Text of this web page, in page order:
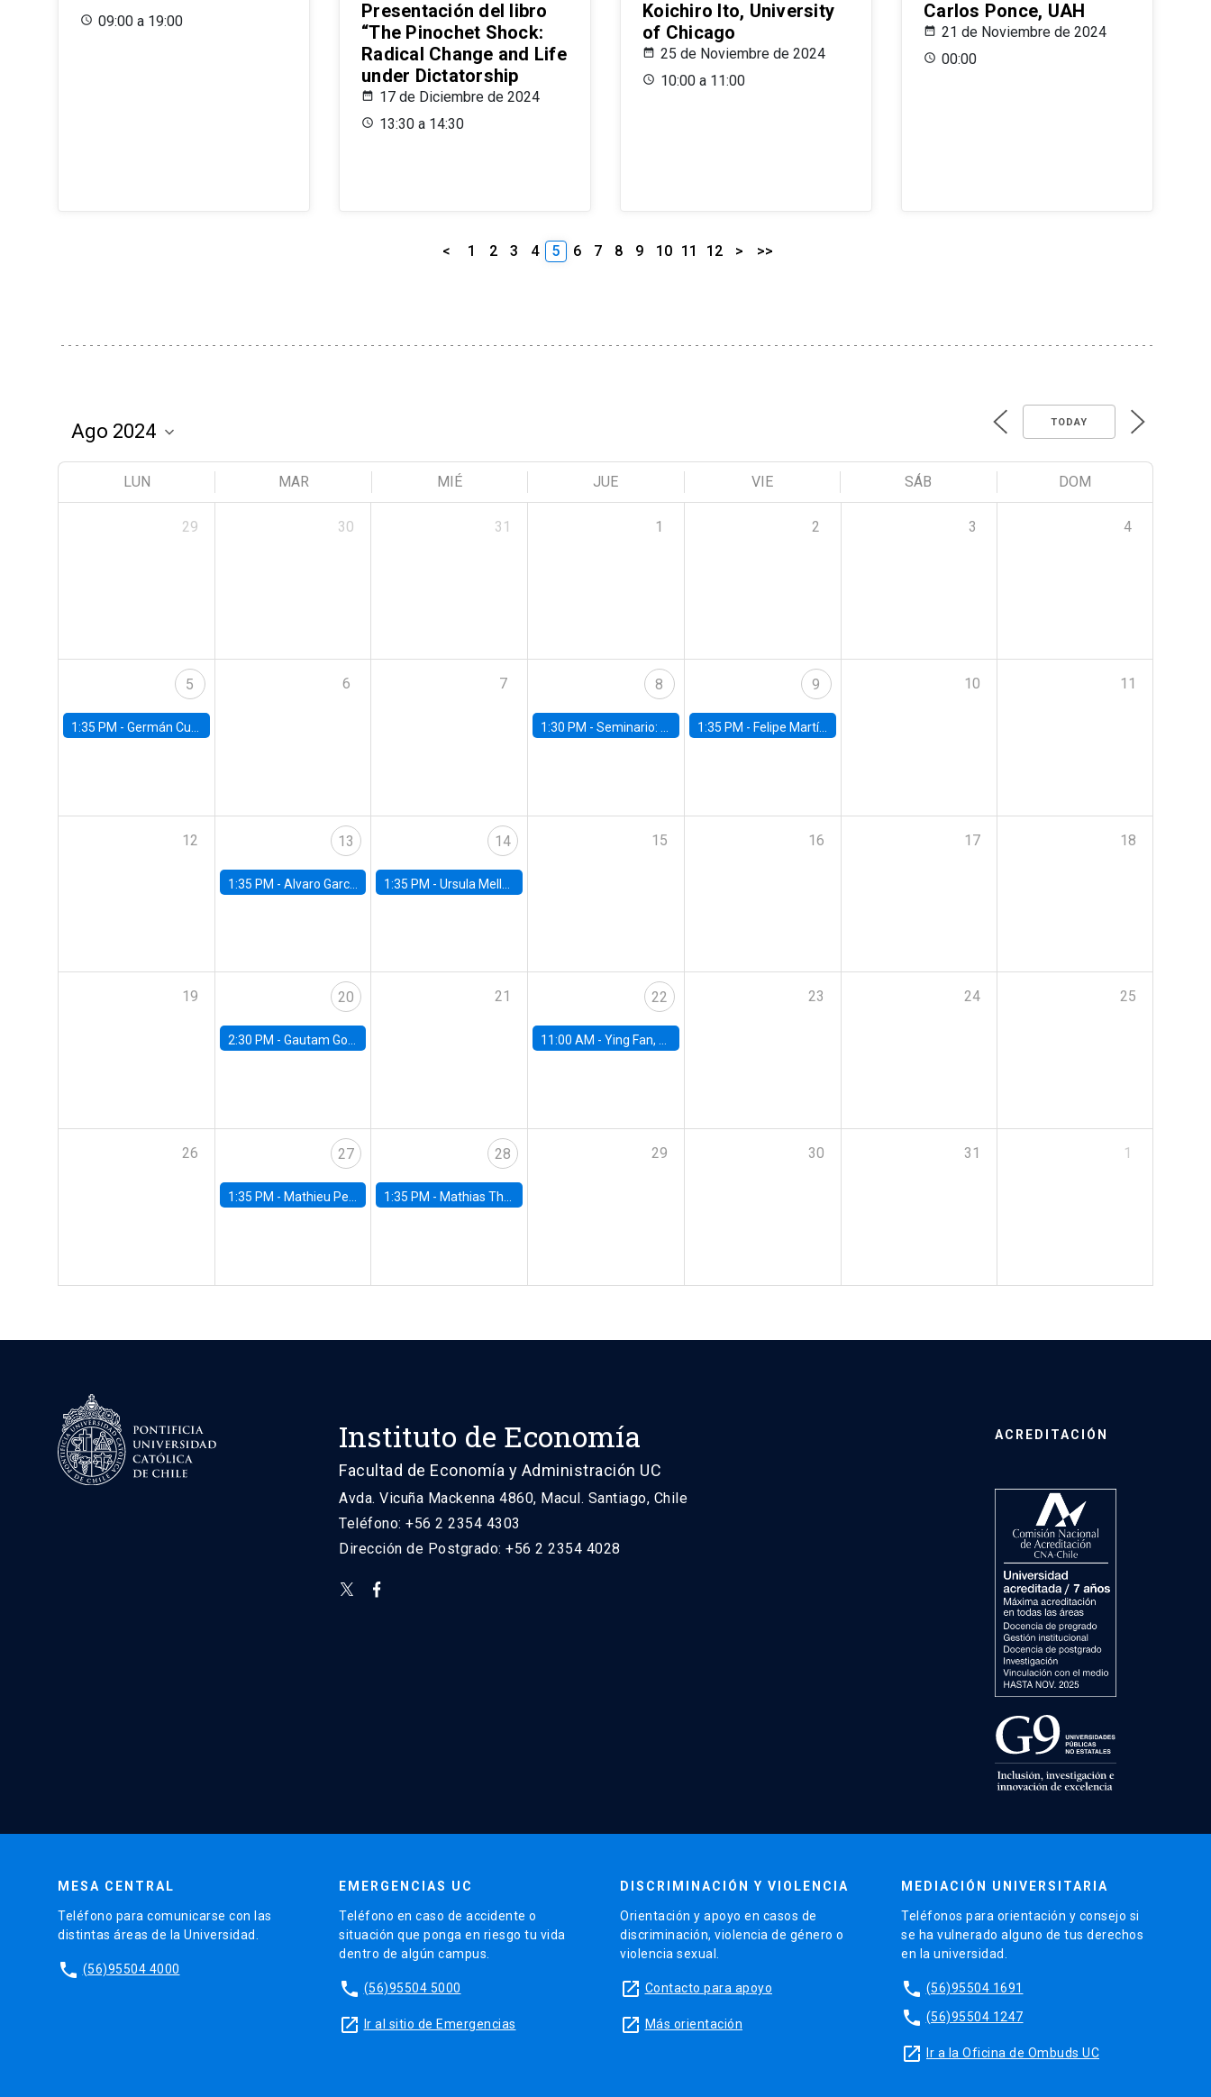
09:00 a 19:00
Presentación del libro
“The Pinochet Shock:
Radical Change and Life
under Dictatorship
17 de Diciembre de 2024
13:30 a 14:30
Koichiro Ito, University
of Chicago
25 de Noviembre de 2024
10:00 a 11:00
Carlos Ponce, UAH
21 de Noviembre de 2024
00:00
< 1 2 3 4 5 6 7 8 9 10 11 12 > >>
TODAY
LUN MAR MIÉ JUE VIE SÁB DOM
29 30 31 1 2 3 4
5
1:35 PM - Germán Cubas, University of Houston
6 7 8
1:30 PM -Seminario: “Recuperando la humanidad para progresar en la era de la IA»
9
1:35 PM - Felipe Martínez, alumno Doctorado en Economía UC
10 11
12 13
1:35 PM - Alvaro Garcia-Marin, Universidad de Los Andes
14
1:35 PM -Ursula Mello, Insper - Institute of Education and Research
15 16 17 18
19 20
2:30 PM - Gautam Gowrisankaran, Columbia University
21 22
11:00 AM -Ying Fan, University of Michigan
23 24 25
26 27
1:35 PM - Mathieu Pedemonte, IDB
28
1:35 PM - Mathias Thoenig, University of Lausanne
29 30 31 1
Instituto de Economía
Facultad de Economía y Administración UC
Avda. Vicuña Mackenna 4860, Macul. Santiago, Chile
Teléfono: +56 2 2354 4303
Dirección de Postgrado: +56 2 2354 4028
ACREDITACIÓN
MESA CENTRAL
Teléfono para comunicarse con las
distintas áreas de la Universidad.
phone (56)95504 4000
EMERGENCIAS UC
Teléfono en caso de accidente o
situación que ponga en riesgo tu vida
dentro de algún campus.
phone (56)95504 5000
launch Ir al sitio de Emergencias
DISCRIMINACIÓN Y VIOLENCIA
Orientación y apoyo en casos de
discriminación, violencia de género o
violencia sexual.
launch Contacto para apoyo
launch Más orientación
MEDIACIÓN UNIVERSITARIA
Teléfonos para orientación y consejo si
se ha vulnerado alguno de tus derechos
en la universidad.
phone (56)95504 1691
phone (56)95504 1247
launch Ir a la Oficina de Ombuds UC